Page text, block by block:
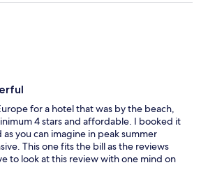
thing out of a bad job. The hotel is
good 2.5 star. Ok if you are looking for a
I know a lot of people complained
repetitive but that is AI for you. Simon
for a hotel that was by the beach,
4 stars and affordable. I booked it
you can imagine in peak summer
This one fits the bill as the reviews
to look at this review with one mind on
With that in mind, I must say it was
I enjoyed. Overall very clean, decent